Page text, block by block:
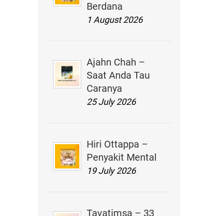
Berdana
1 August 2026
Ajahn Chah –
Saat Anda Tau
Caranya
25 July 2026
Hiri Ottappa –
Penyakit Mental
19 July 2026
Tavatimsa – 33